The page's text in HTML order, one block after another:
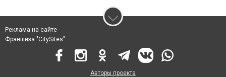
Реклама на сайте
Франшиза "CitySites"
Авторы проекта